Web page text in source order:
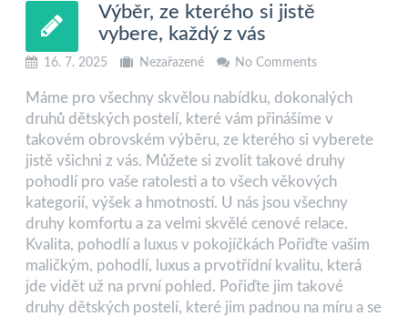
Výběr, ze kterého si jistě
vybere, každý z vás
16. 7. 2025 Nezařazené No Comments
Máme pro všechny skvělou nabídku, dokonalých
druhů dětských postelí, které vám přinášíme v
takovém obrovském výběru, ze kterého si vyberete
jistě všichni z vás. Můžete si zvolit takové druhy
pohodlí pro vaše ratolesti a to všech věkových
kategorií, výšek a hmotností. U nás jsou všechny
druhy komfortu a za velmi skvělé cenové relace.
Kvalita, pohodlí a luxus v pokojíčkách Pořiďte vašim
maličkým, pohodlí, luxus a prvotřídní kvalitu, která
jde vidět už na první pohled. Pořiďte jim takové
druhy dětských postelí, které jim padnou na míru a se